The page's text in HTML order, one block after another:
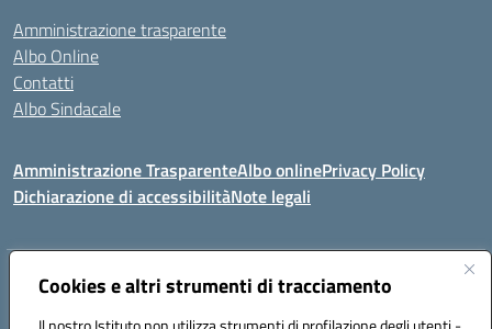
Cookies e altri strumenti di tracciamento
Amministrazione trasparente
Albo Online
Contatti
Albo Sindacale
Amministrazione TrasparenteAlbo onlinePrivacy Policy
Dichiarazione di accessibilitàNote legali
Indirizzo:Via De Martis s.n.c. 07029 Tempio Pausania (OT)